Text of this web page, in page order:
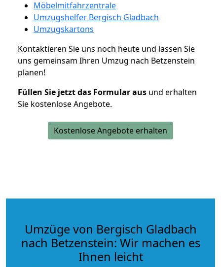
Möbelmitfahrzentrale
Umzugshelfer Bergisch Gladbach
Umzugskartons
Kontaktieren Sie uns noch heute und lassen Sie
uns gemeinsam Ihren Umzug nach Betzenstein
planen!
Füllen Sie jetzt das Formular aus und erhalten
Sie kostenlose Angebote.
Kostenlose Angebote erhalten
Umzüge von Bergisch Gladbach
nach Betzenstein: Wir machen es
Ihnen leicht